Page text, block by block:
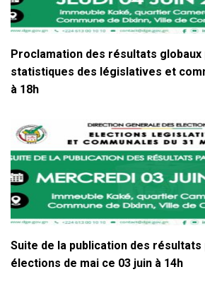
Proclamation des résultats
statistiques des législatives et
à 18h
Suite de la publication des
élections de mai ce 03 juin à 14h